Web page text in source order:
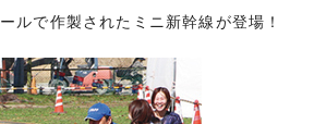
ルで作製されたミニ新幹線が登場！